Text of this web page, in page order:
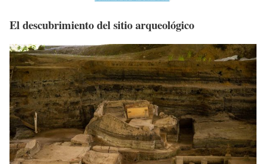
El descubrimiento del sitio arqueológico